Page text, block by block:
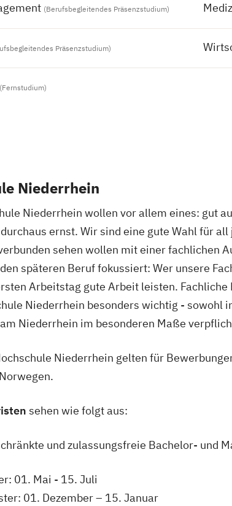
(Berufsbegleitendes Präsenzstudium)
Präsenzstudium)
(Fernstudium)
Niederrhein
Niederrhein wollen vor allem eines: gut
ernst. Wir sind eine gute Wahl für
sehen wollen mit einer fachlichen
späteren Beruf fokussiert: Wer unsere
Arbeitstag gute Arbeit leisten.
Niederrhein besonders wichtig - sowohl
Niederrhein im besonderen Maße
Niederrhein gelten für
sehen wie folgt aus:
und zulassungsfreie Bachelor- und
01. Mai - 15. Juli
01. Dezember – 15. Januar